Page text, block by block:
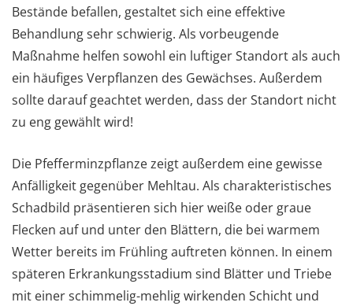
Bestände befallen, gestaltet sich eine effektive
Behandlung sehr schwierig. Als vorbeugende
Maßnahme helfen sowohl ein luftiger Standort als auch
ein häufiges Verpflanzen des Gewächses. Außerdem
sollte darauf geachtet werden, dass der Standort nicht
zu eng gewählt wird!
Die Pfefferminzpflanze zeigt außerdem eine gewisse
Anfälligkeit gegenüber Mehltau. Als charakteristisches
Schadbild präsentieren sich hier weiße oder graue
Flecken auf und unter den Blättern, die bei warmem
Wetter bereits im Frühling auftreten können. In einem
späteren Erkrankungsstadium sind Blätter und Triebe
mit einer schimmelig-mehlig wirkenden Schicht und